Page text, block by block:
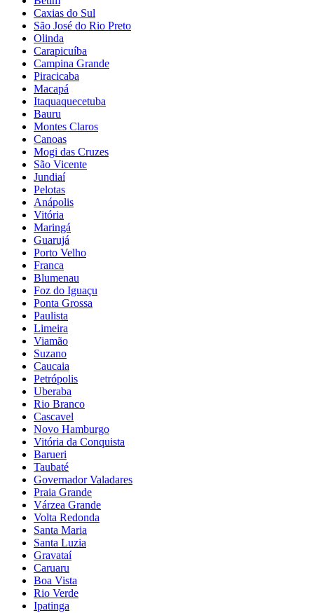
Caxias do Sul
São José do Rio Preto
Olinda
Carapicuíba
Campina Grande
Piracicaba
Macapá
Itaquaquecetuba
Bauru
Montes Claros
Canoas
Mogi das Cruzes
São Vicente
Jundiaí
Pelotas
Anápolis
Vitória
Maringá
Guarujá
Porto Velho
Franca
Blumenau
Foz do Iguaçu
Ponta Grossa
Paulista
Limeira
Viamão
Suzano
Caucaia
Petrópolis
Uberaba
Rio Branco
Cascavel
Novo Hamburgo
Vitória da Conquista
Barueri
Taubaté
Governador Valadares
Praia Grande
Várzea Grande
Volta Redonda
Santa Maria
Santa Luzia
Gravataí
Caruaru
Boa Vista
Rio Verde
Ipatinga